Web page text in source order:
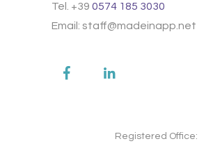
Tel. +39 0574 185 3030
Email: staff@madeinapp.net
Registered Office: